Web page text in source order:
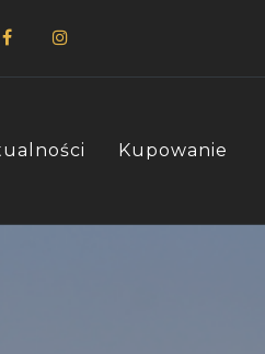
Kupowanie